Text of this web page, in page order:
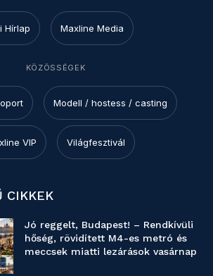
Hírlap Maxline Media
KÖZÖSSÉGEK
Modell / hostess / casting
VIP Világfesztivál
CIKKEK
Jó reggelt, Budapest! – Rendkívüli
hőség, rövidített M4-es metró és
meccsek miatti lezárások vasárnap